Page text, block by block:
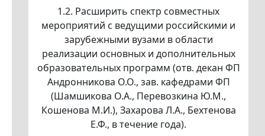
1.2. Расширить спектр совместных
мероприятий с ведущими российскими и
зарубежными вузами в области
реализации основных и дополнительных
образовательных программ (отв. декан ФП
Андронникова О.О., зав. кафедрами ФП
(Шамшикова О.А., Перевозкина Ю.М.,
Кошенова М.И.), Захарова Л.А., Бехтенова
Е.Ф., в течение года).